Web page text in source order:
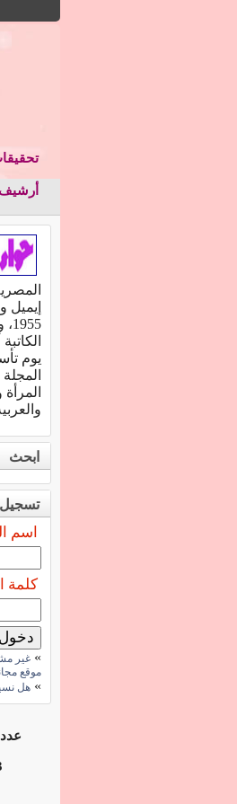
يوم
ابحث
اسم
كلمة
» غير
موقع
» هل